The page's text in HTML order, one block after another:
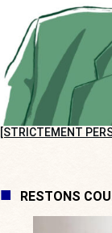
[STRICTEMENT
RESTONS